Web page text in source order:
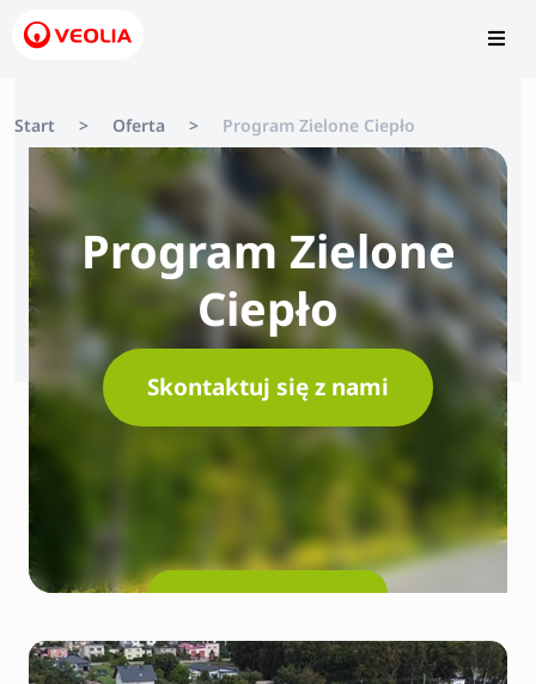
Start > Oferta > Program Zielone Ciepło
Program Zielone
Ciepło
Skontaktuj się z nami